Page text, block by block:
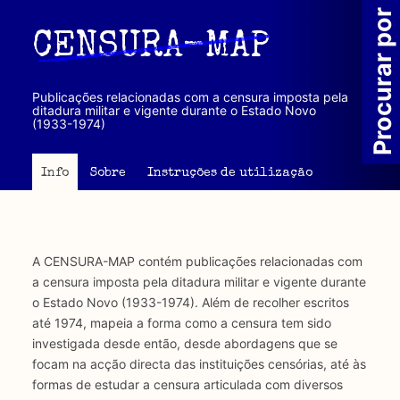
principal
CENSURA-MAP
Publicações relacionadas com a censura imposta pela
ditadura militar e vigente durante o Estado Novo
(1933-1974)
Info Sobre Instruções de utilização
A CENSURA-MAP contém publicações relacionadas com
a censura imposta pela ditadura militar e vigente durante
o Estado Novo (1933-1974). Além de recolher escritos
até 1974, mapeia a forma como a censura tem sido
investigada desde então, desde abordagens que se
focam na acção directa das instituições censórias, até às
formas de estudar a censura articulada com diversos
Procurar por